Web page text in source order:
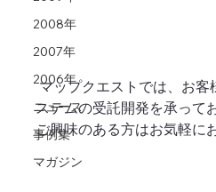
2008年
2007年
2006年
ニュース
事例集
マガジン
マップクエストでは、お客様の要望に合わせたシ
ステムの受託開発を承って
ご興味のある方はお気軽に